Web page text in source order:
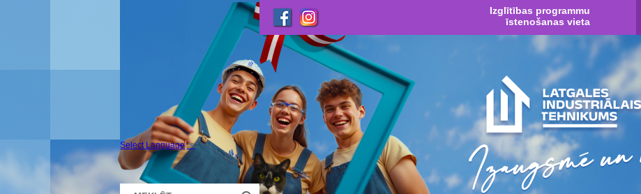
Select Language ▼
Izglītības programmu
īstenošanas vieta